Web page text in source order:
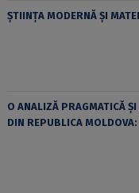
ȘTIINȚA MODERNĂ ȘI
O ANALIZĂ PRAGMATICĂ
DIN REPUBLICA